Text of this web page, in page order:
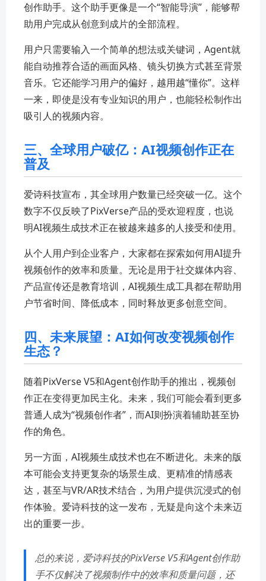
创作助手。这个助手更像是一个“智能导演”，能够帮
助用户完成从创意到成片的全部流程。
用户只需要输入一个简单的想法或关键词，Agent就
能自动推荐合适的画面风格、镜头切换方式甚至背景
音乐。它还能学习用户的偏好，越用越“懂你”。这样
一来，即使是没有专业知识的用户，也能轻松制作出
吸引人的视频内容。
三、全球用户破亿：AI视频创作正在
普及
爱诗科技宣布，其全球用户数量已经突破一亿。这个
数字不仅反映了PixVerse产品的受欢迎程度，也说
明AI视频生成技术正在被越来越多的人接受和使用。
从个人用户到企业客户，大家都在探索如何用AI提升
视频创作的效率和质量。无论是用于社交媒体内容、
产品宣传还是教育培训，AI视频生成工具都在帮助用
户节省时间、降低成本，同时释放更多创意空间。
四、未来展望：AI如何改变视频创作
生态？
随着PixVerse V5和Agent创作助手的推出，视频创
作正在变得更加民主化。未来，我们可能会看到更多
普通人成为“视频创作者”，而AI则扮演着辅助甚至协
作的角色。
另一方面，AI视频生成技术也在不断进化。未来的版
本可能会支持更复杂的场景生成、更精准的情感表
达，甚至与VR/AR技术结合，为用户提供沉浸式的创
作体验。爱诗科技的这一发布，无疑是向这个未来迈
出的重要一步。
总的来说，爱诗科技的PixVerse V5和Agent创作助
手不仅解决了视频制作中的效率和质量问题，还